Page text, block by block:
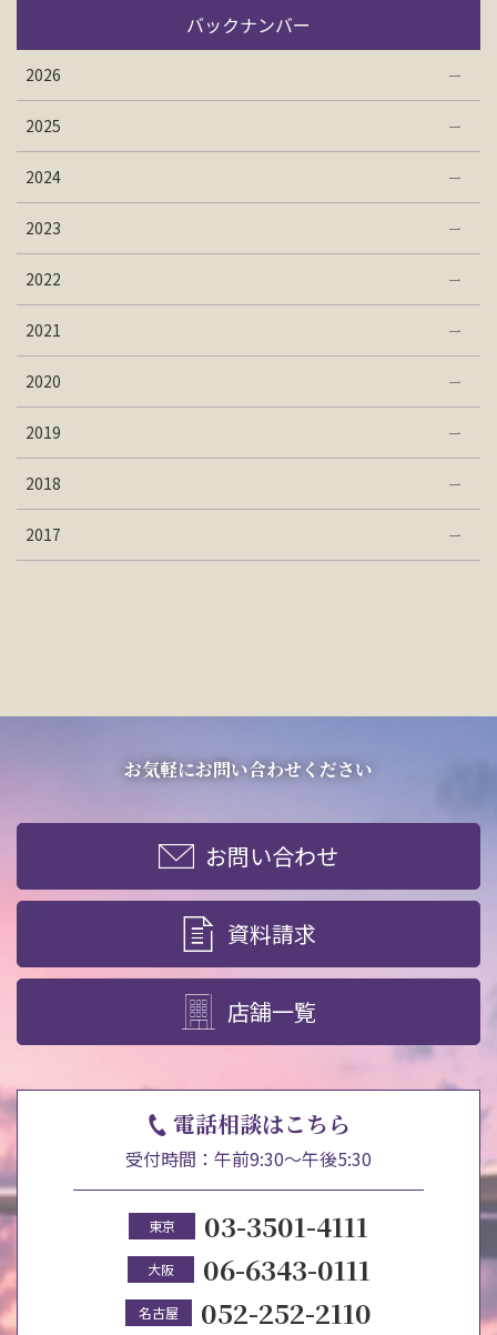
バックナンバー
2026
2025
2024
2023
2022
2021
2020
2019
2018
2017
お気軽にお問い合わせください
お問い合わせ
資料請求
店舗一覧
電話相談はこちら
受付時間：午前9:30～午後5:30
東京 03-3501-4111
大阪 06-6343-0111
名古屋 052-252-2110